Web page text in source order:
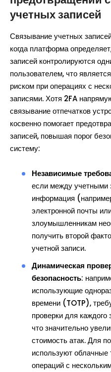
учетных записей
Связывание учетных
когда платформа
записей контролируются
пользователем, что
риском при операциях с
записями. Хотя 2FA
связывание отпечатков
косвенно помогает
записей, повышая порог
систему:
Независимые
если между учетными
информация
электронной почты
злоумышленникам
получить второй
учетной записи.
Динамическая
безопасность:
использующие
времени (TOTP),
проверки для каждого
что значительно
стоимость атак. Для
используют
операций с